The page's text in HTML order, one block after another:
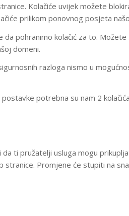
Kolačiće uvijek možete
prilikom ponovnog posjeta
pohranimo kolačić za to.
domeni.
razloga nismo u
potrebna su nam 2
ti pružatelji usluga mogu
Promjene će stupiti na